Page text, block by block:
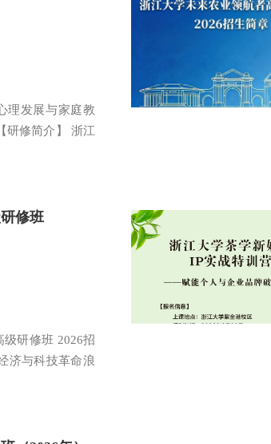
理发展与家庭教
研修简介】 浙江
修班
研修班 2026招
济与科技革命浪